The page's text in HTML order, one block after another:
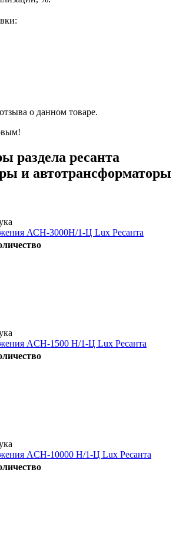
о данном товаре.
раздела ресанта
и автотрансформаторы
АСН-3000Н/1-Ц Lux Ресанта
ACH-1500 H/1-Ц Lux Ресанта
ACH-10000 H/1-Ц Lux Ресанта